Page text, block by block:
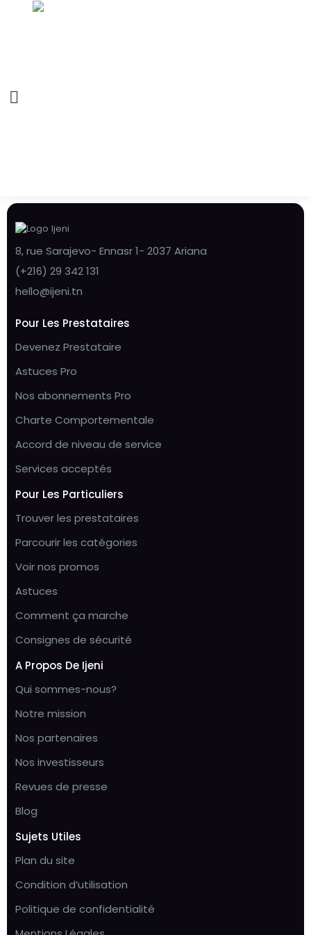
8, rue Sarajevo- Ennasr 1- 2037 Ariana
(+216) 29 342 131
hello@ijeni.tn
Pour Les Prestataires
Devenez Prestataire
Astuces Pro
Nos abonnements Pro
Charte Comportementale
Accord de niveau de service
Services acceptés
Pour Les Particuliers
Trouver les prestataires
Parcourir les catégories
Voir nos promos
Astuces
Comment ça marche
Consignes de sécurité
A Propos De Ijeni
Qui sommes-nous?
Notre mission
Nos partenaires
Nos investisseurs
Revues de presse
Blog
Sujets Utiles
Plan du site
Condition d’utilisation
Politique de confidentialité